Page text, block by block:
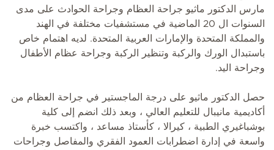
مارس الدكتور ماثيو جراحة العظام وجراحة الحوادث على مدى
السنوات ال 20 الماضية في مستشفيات مختلفة في الهند
والمملكة المتحدة والإمارات العربية المتحدة. لديه اهتمام خاص
باستبدال الورك والركبة وتنظير الركبة وجراحة عظام الأطفال
وجراحة اليد.
حصل الدكتور ماثيو على درجة الماجستير في جراحة العظام من
أكاديمية مانيبال للتعليم العالي ، وبعد ذلك انضم إلى كلية
بوشباغيري الطبية ، كيرالا ، كأستاذ مساعد ، واكتسب خبرة
واسعة في إدارة اضطرابات العمود الفقري والمفاصل وجراحات